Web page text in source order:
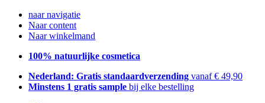
naar navigatie
Naar content
Naar winkelmand
100% natuurlijke cosmetica
Nederland: Gratis standaardverzending vanaf € 49,90
Minstens 1 gratis sample bij elke bestelling